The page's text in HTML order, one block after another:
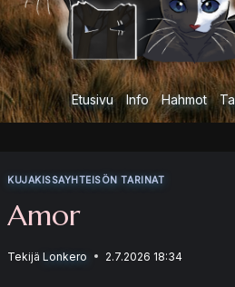
Etusivu Info Hahmot
KUJAKISSAYHTEISÖN TARINAT
Amor
Tekijä Lonkero 2.7.2026 18:34